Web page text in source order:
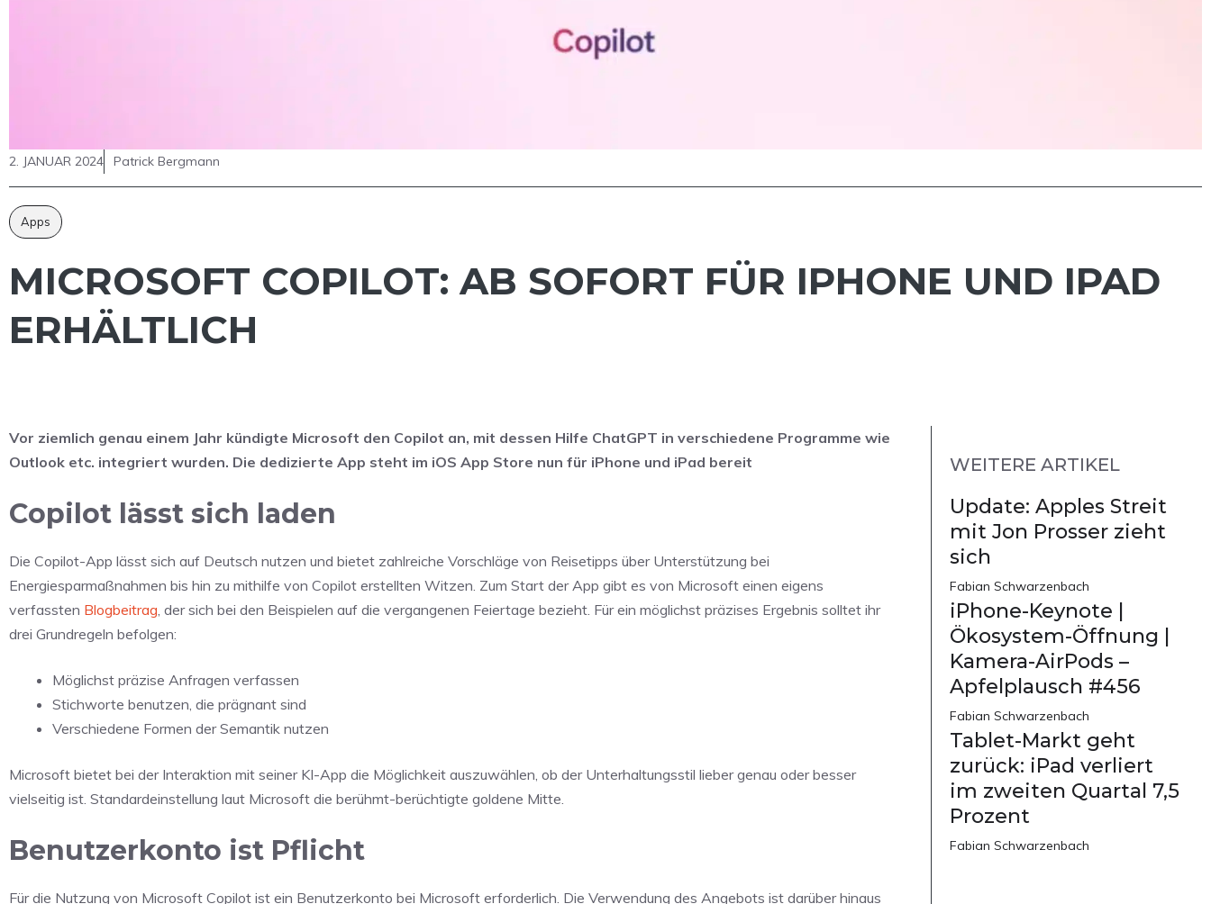
2. JANUAR 2024 Patrick Bergmann
Apps
MICROSOFT COPILOT: AB SOFORT FÜR IPHONE UND IPAD
ERHÄLTLICH
Vor ziemlich genau einem Jahr kündigte Microsoft den Copilot an, mit dessen Hilfe ChatGPT in verschiedene Programme wie
Outlook etc. integriert wurden. Die dedizierte App steht im iOS App Store nun für iPhone und iPad bereit
Copilot lässt sich laden
Die Copilot-App lässt sich auf Deutsch nutzen und bietet zahlreiche Vorschläge von Reisetipps über Unterstützung bei
Energiesparmaßnahmen bis hin zu mithilfe von Copilot erstellten Witzen. Zum Start der App gibt es von Microsoft einen eigens
verfassten Blogbeitrag , der sich bei den Beispielen auf die vergangenen Feiertage bezieht. Für ein möglichst präzises Ergebnis solltet ihr
drei Grundregeln befolgen:
Möglichst präzise Anfragen verfassen
Stichworte benutzen, die prägnant sind
Verschiedene Formen der Semantik nutzen
Microsoft bietet bei der Interaktion mit seiner KI-App die Möglichkeit auszuwählen, ob der Unterhaltungsstil lieber genau oder besser
vielseitig ist. Standardeinstellung laut Microsoft die berühmt-berüchtigte goldene Mitte.
Benutzerkonto ist Pflicht
Für die Nutzung von Microsoft Copilot ist ein Benutzerkonto bei Microsoft erforderlich. Die Verwendung des Angebots ist darüber hinaus
WEITERE ARTIKEL
Update: Apples Streit
mit Jon Prosser zieht
sich
Fabian Schwarzenbach
iPhone-Keynote |
Ökosystem-Öffnung |
Kamera-AirPods –
Apfelplausch #456
Fabian Schwarzenbach
Tablet-Markt geht
zurück: iPad verliert
im zweiten Quartal 7,5
Prozent
Fabian Schwarzenbach